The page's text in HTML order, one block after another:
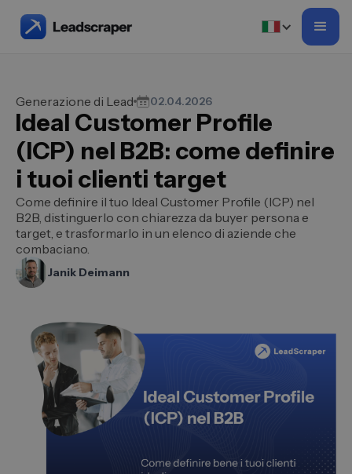
Generazione di Lead 02.04.2026
Ideal Customer Profile
(ICP) nel B2B: come definire
i tuoi clienti target
Come definire il tuo Ideal Customer Profile (ICP) nel
B2B, distinguerlo con chiarezza da buyer persona e
target, e trasformarlo in un elenco di aziende che
combaciano.
Janik Deimann